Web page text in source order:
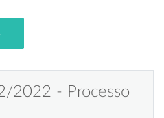
2022 - Processo